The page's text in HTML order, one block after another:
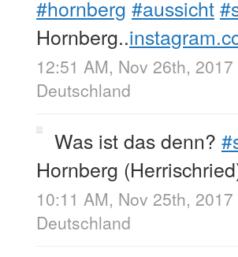
#hornberg #aussicht
Hornberg..
12:51 AM, Nov 26th, 2017
Deutschland
Was ist das denn?
Hornberg
10:11 AM, Nov 25th, 2017
Deutschland